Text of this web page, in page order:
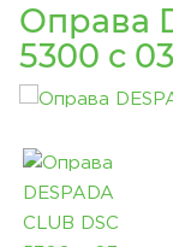
Оправа
5300 c 03